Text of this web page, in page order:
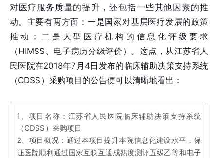
对医疗服务质量的提升，还包括一些其他因素的推
动。主要有两方面：一是国家对基层医疗发展的政策
推动；二是大型医疗机构的信息化评级要求
（HIMSS、电子病历分级评价）。这点，从江苏省人
民医院在2018年7月4日发布的临床辅助决策支持系统
（CDSS）采购项目的公告便可以清晰地看出：
1、项目名称：江苏省人民医院临床辅助决策支持系统
（CDSS）采购项目
2、项目概况：通过本项目提升本院信息化建设水平，保
证医院顺利通过国家互联互通成熟度测评五级乙等和电子